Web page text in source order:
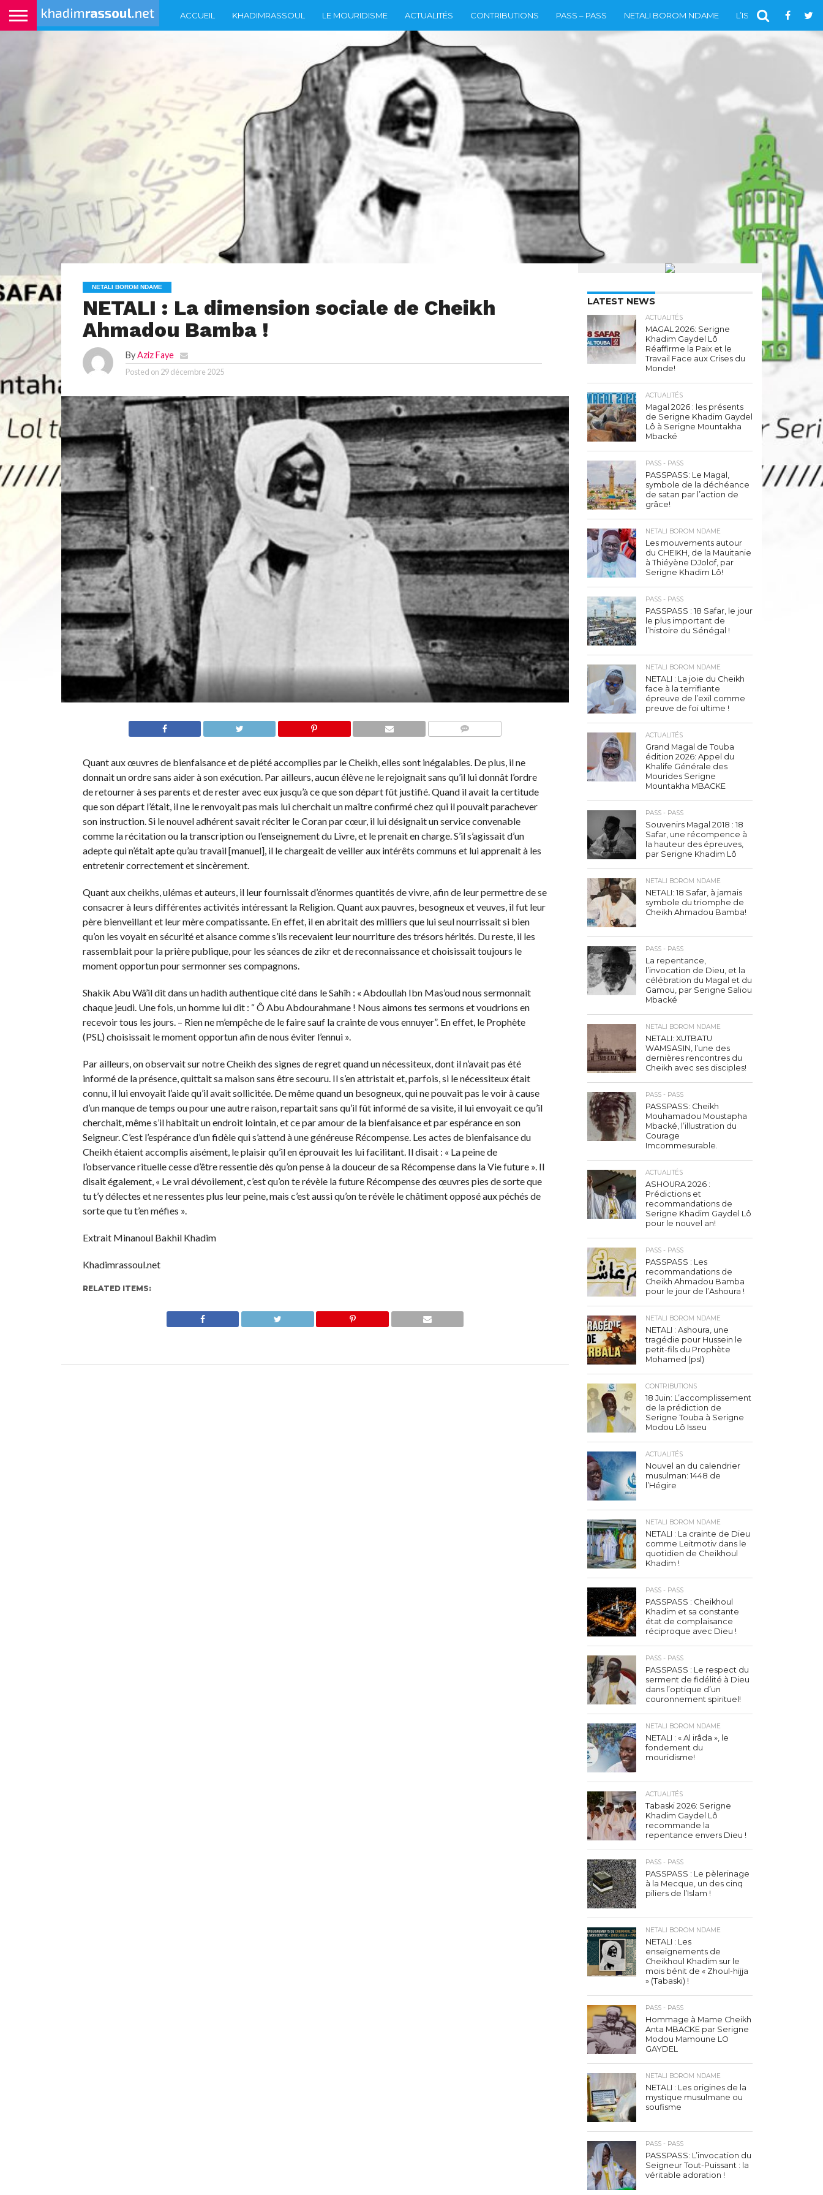
ACCUEIL KHADIMRASSOUL LE MOURIDISME ACTUALITÉS CONTRIBUTIONS PASS – PASS NETALI BOROM NDAME L’ISLAM VIDÉOS
NETALI BOROM NDAME
NETALI : La dimension sociale de Cheikh
Ahmadou Bamba !
ByAziz Faye
Posted on 29 décembre 2025
Quant aux œuvres de bienfaisance et de piété accomplies par le Cheikh, elles sont inégalables. De plus, il ne
donnait un ordre sans aider à son exécution. Par ailleurs, aucun élève ne le rejoignait sans qu’il lui donnât l’ordre
de retourner à ses parents et de rester avec eux jusqu’à ce que son départ fût justifié. Quand il avait la certitude
que son départ l’était, il ne le renvoyait pas mais lui cherchait un maître confirmé chez qui il pouvait parachever
son instruction. Si le nouvel adhérent savait réciter le Coran par cœur, il lui désignait un service convenable
comme la récitation ou la transcription ou l’enseignement du Livre, et le prenait en charge. S’il s’agissait d’un
adepte qui n’était apte qu’au travail [manuel], il le chargeait de veiller aux intérêts communs et lui apprenait à les
entretenir correctement et sincèrement.
Quant aux cheikhs, ulémas et auteurs, il leur fournissait d’énormes quantités de vivre, afin de leur permettre de se
consacrer à leurs différentes activités intéressant la Religion. Quant aux pauvres, besogneux et veuves, il fut leur
père bienveillant et leur mère compatissante. En effet, il en abritait des milliers que lui seul nourrissait si bien
qu’on les voyait en sécurité et aisance comme s’ils recevaient leur nourriture des trésors hérités. Du reste, il les
rassemblait pour la prière publique, pour les séances de zikr et de reconnaissance et choisissait toujours le
moment opportun pour sermonner ses compagnons.
Shakik Abu Wâ’il dit dans un hadith authentique cité dans le Sahîh : « Abdoullah Ibn Mas’oud nous sermonnait
chaque jeudi. Une fois, un homme lui dit : “ Ô Abu Abdourahmane ! Nous aimons tes sermons et voudrions en
recevoir tous les jours. – Rien ne m’empêche de le faire sauf la crainte de vous ennuyer”. En effet, le Prophète
(PSL) choisissait le moment opportun afin de nous éviter l’ennui ».
Par ailleurs, on observait sur notre Cheikh des signes de regret quand un nécessiteux, dont il n’avait pas été
informé de la présence, quittait sa maison sans être secouru. Il s’en attristait et, parfois, si le nécessiteux était
connu, il lui envoyait l’aide qu’il avait sollicitée. De même quand un besogneux, qui ne pouvait pas le voir à cause
d’un manque de temps ou pour une autre raison, repartait sans qu’il fût informé de sa visite, il lui envoyait ce qu’il
cherchait, même s’il habitait un endroit lointain, et ce par amour de la bienfaisance et par espérance en son
Seigneur. C’est l’espérance d’un fidèle qui s’attend à une généreuse Récompense. Les actes de bienfaisance du
Cheikh étaient accomplis aisément, le plaisir qu’il en éprouvait les lui facilitant. Il disait : « La peine de
l’observance rituelle cesse d’être ressentie dès qu’on pense à la douceur de sa Récompense dans la Vie future ». Il
disait également, « Le vrai dévoilement, c’est qu’on te révèle la future Récompense des œuvres pies de sorte que
tu t’y délectes et ne ressentes plus leur peine, mais c’est aussi qu’on te révèle le châtiment opposé aux péchés de
sorte que tu t’en méfies ».
Extrait Minanoul Bakhil Khadim
Khadimrassoul.net
RELATED ITEMS:
LATEST NEWS
ACTUALITÉS
MAGAL 2026: Serigne
Khadim Gaydel Lô
Réaffirme la Paix et le
Travail Face aux Crises du
Monde!
ACTUALITÉS
Magal 2026 : les présents
de Serigne Khadim Gaydel
Lô à Serigne Mountakha
Mbacké
PASS - PASS
PASSPASS: Le Magal,
symbole de la déchéance
de satan par l’action de
grâce!
NETALI BOROM NDAME
Les mouvements autour
du CHEIKH, de la Mauitanie
à Thiéyène DJolof, par
Serigne Khadim Lô!
PASS - PASS
PASSPASS : 18 Safar, le jour
le plus important de
l’histoire du Sénégal !
NETALI BOROM NDAME
NETALI : La joie du Cheikh
face à la terrifiante
épreuve de l’exil comme
preuve de foi ultime !
ACTUALITÉS
Grand Magal de Touba
édition 2026: Appel du
Khalife Générale des
Mourides Serigne
Mountakha MBACKE
PASS - PASS
Souvenirs Magal 2018 : 18
Safar, une récompence à
la hauteur des épreuves,
par Serigne Khadim Lô
NETALI BOROM NDAME
NETALI: 18 Safar, à jamais
symbole du triomphe de
Cheikh Ahmadou Bamba!
PASS - PASS
La repentance,
l’invocation de Dieu, et la
célébration du Magal et du
Gamou, par Serigne Saliou
Mbacké
NETALI BOROM NDAME
NETALI: XUTBATU
WAMSASIN, l’une des
dernières rencontres du
Cheikh avec ses disciples!
PASS - PASS
PASSPASS: Cheikh
Mouhamadou Moustapha
Mbacké, l’illustration du
Courage
Imcommesurable.
ACTUALITÉS
ASHOURA 2026 :
Prédictions et
recommandations de
Serigne Khadim Gaydel Lô
pour le nouvel an!
PASS - PASS
PASSPASS : Les
recommandations de
Cheikh Ahmadou Bamba
pour le jour de l’Ashoura !
NETALI BOROM NDAME
NETALI : Ashoura, une
tragédie pour Hussein le
petit-fils du Prophète
Mohamed (psl)
CONTRIBUTIONS
18 Juin: L’accomplissement
de la prédiction de
Serigne Touba à Serigne
Modou Lô Isseu
ACTUALITÉS
Nouvel an du calendrier
musulman: 1448 de
l’Hégire
NETALI BOROM NDAME
NETALI : La crainte de Dieu
comme Leitmotiv dans le
quotidien de Cheikhoul
Khadim !
PASS - PASS
PASSPASS : Cheikhoul
Khadim et sa constante
état de complaisance
réciproque avec Dieu !
PASS - PASS
PASSPASS : Le respect du
serment de fidélité à Dieu
dans l’optique d’un
couronnement spirituel!
NETALI BOROM NDAME
NETALI : « Al irâda », le
fondement du
mouridisme!
ACTUALITÉS
Tabaski 2026: Serigne
Khadim Gaydel Lô
recommande la
repentance envers Dieu !
PASS - PASS
PASSPASS : Le pèlerinage
à la Mecque, un des cinq
piliers de l’Islam !
NETALI BOROM NDAME
NETALI : Les
enseignements de
Cheikhoul Khadim sur le
mois bénit de « Zhoul-hijja
» (Tabaski) !
PASS - PASS
Hommage à Mame Cheikh
Anta MBACKE par Serigne
Modou Mamoune LO
GAYDEL
NETALI BOROM NDAME
NETALI : Les origines de la
mystique musulmane ou
soufisme
PASS - PASS
PASSPASS: L’invocation du
Seigneur Tout-Puissant : la
véritable adoration !